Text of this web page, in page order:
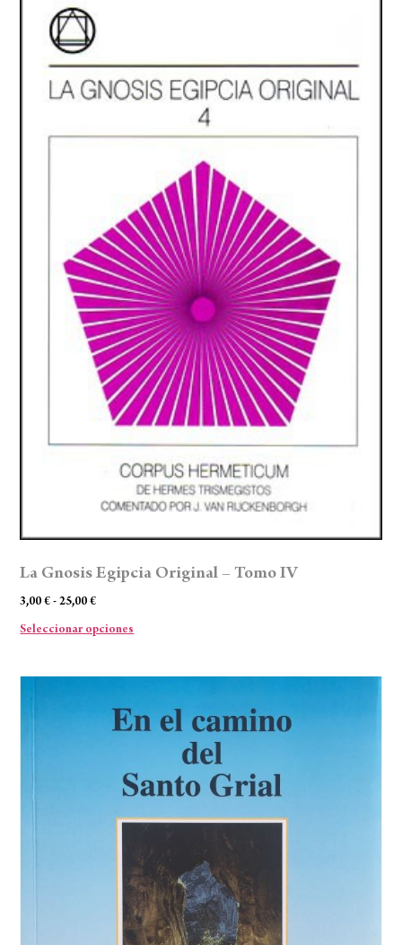
La Gnosis Egipcia Original – Tomo IV
3,00€ - 25,00€
Seleccionar opciones